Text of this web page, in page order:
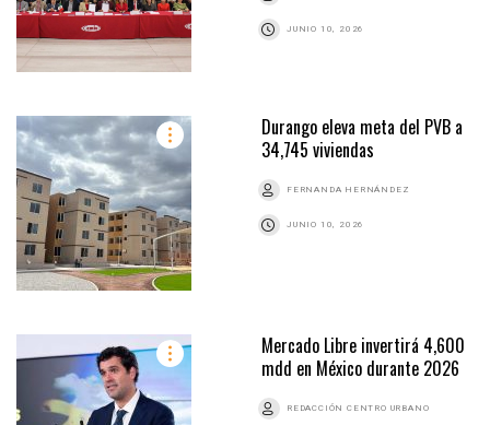
JUNIO 10, 2026
Durango eleva meta del PVB a
34,745 viviendas
FERNANDA HERNÁNDEZ
JUNIO 10, 2026
Mercado Libre invertirá 4,600
mdd en México durante 2026
REDACCIÓN CENTRO URBANO